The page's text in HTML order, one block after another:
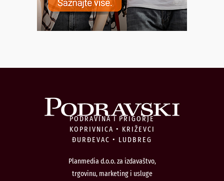
PODRAVINA I PRIGORJE
KOPRIVNICA • KRIŽEVCI
ĐURĐEVAC • LUDBREG
Planmedia d.o.o. za izdavaštvo,
trgovinu, marketing i usluge